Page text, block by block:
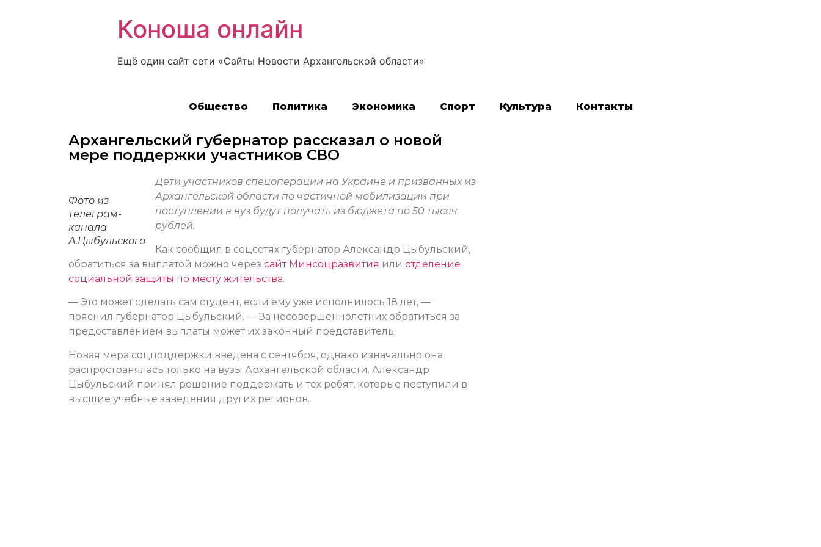
Коноша онлайн
Ещё один сайт сети «Сайты Новости Архангельской области»
Общество Политика Экономика Спорт Культура Контакты
Архангельский губернатор рассказал о новой
мере поддержки участников СВО
Фото из
телеграм-
канала
А.Цыбульского
Дети участников спецоперации на Украине и призванных из
Архангельской области по частичной мобилизации при
поступлении в вуз будут получать из бюджета по 50 тысяч
рублей.
Как сообщил в соцсетях губернатор Александр Цыбульский,
обратиться за выплатой можно через сайт Минсоцразвития или отделение
социальной защиты по месту жительства.
— Это может сделать сам студент, если ему уже исполнилось 18 лет, —
пояснил губернатор Цыбульский. — За несовершеннолетних обратиться за
предоставлением выплаты может их законный представитель.
Новая мера соцподдержки введена с сентября, однако изначально она
распространялась только на вузы Архангельской области. Александр
Цыбульский принял решение поддержать и тех ребят, которые поступили в
высшие учебные заведения других регионов.